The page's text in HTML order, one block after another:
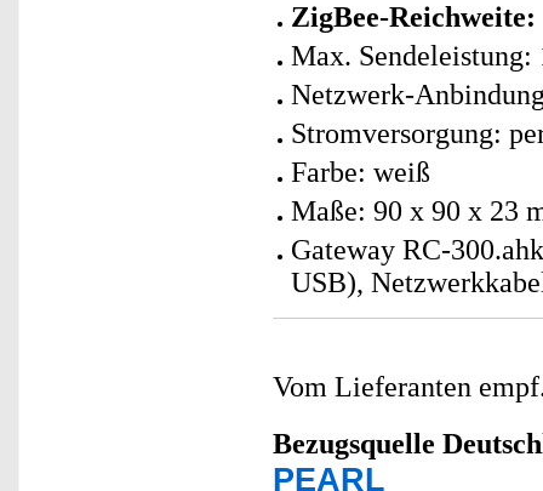
ZigBee-Reichweite:
Max. Sendeleistung:
Netzwerk-
Stromversorgung:
Farbe: weiß
Maße: 90 x 90 x 23
Gateway RC-
USB),
Vom Lieferanten
Bezugsquelle
PEARL